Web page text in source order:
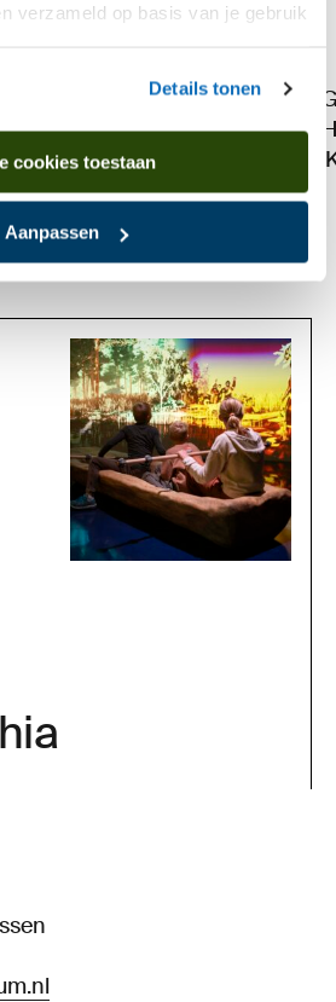
verzameld op basis van je gebruik
Details tonen
cookies toestaan
Aanpassen
in